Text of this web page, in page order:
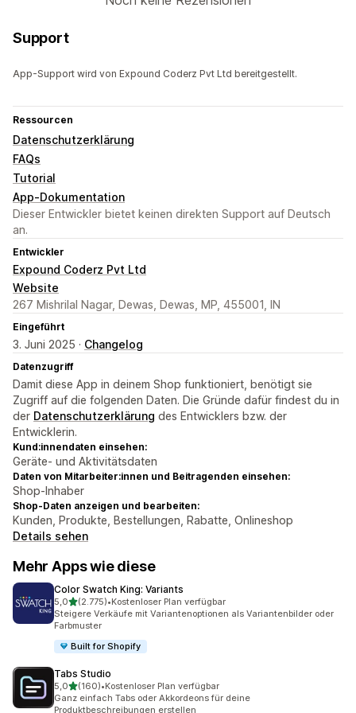
Support
App-Support wird von Expound Coderz Pvt Ltd bereitgestellt.
Ressourcen
Datenschutzerklärung
FAQs
Tutorial
App-Dokumentation
Dieser Entwickler bietet keinen direkten Support auf Deutsch
an.
Entwickler
Expound Coderz Pvt Ltd
Website
267 Mishrilal Nagar, Dewas, Dewas, MP, 455001, IN
Eingeführt
3. Juni 2025 · Changelog
Datenzugriff
Damit diese App in deinem Shop funktioniert, benötigt sie
Zugriff auf die folgenden Daten. Die Gründe dafür findest du in
der Datenschutzerklärung des Entwicklers bzw. der
Entwicklerin.
Kund:innendaten einsehen:
Geräte- und Aktivitätsdaten
Daten von Mitarbeiter:innen und Beitragenden einsehen:
Shop-Inhaber
Shop-Daten anzeigen und bearbeiten:
Kunden, Produkte, Bestellungen, Rabatte, Onlineshop
Details sehen
Mehr Apps wie diese
Color Swatch King: Variants
5,0von 5 Sternen
(2.775)
2775 Rezensionen insgesamt
•Kostenloser Plan verfügbar
Steigere Verkäufe mit Variantenoptionen als Variantenbilder oder
Farbmuster
Built for Shopify
Tabs Studio
5,0von 5 Sternen
(160)
160 Rezensionen insgesamt
•Kostenloser Plan verfügbar
Ganz einfach Tabs oder Akkordeons für deine
Produktbeschreibungen erstellen